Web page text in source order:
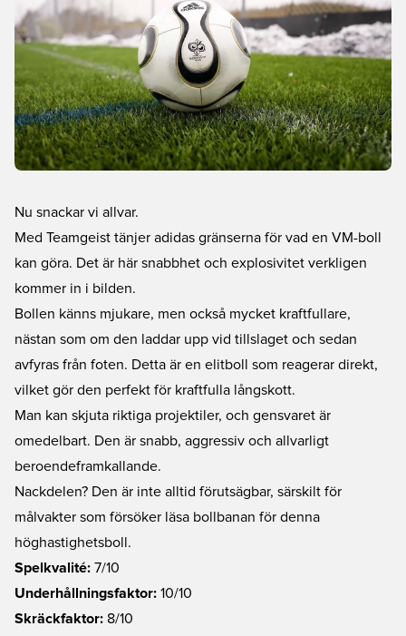
Nu snackar vi allvar.
Med Teamgeist tänjer adidas gränserna för vad en VM-boll
kan göra. Det är här snabbhet och explosivitet verkligen
kommer in i bilden.
Bollen känns mjukare, men också mycket kraftfullare,
nästan som om den laddar upp vid tillslaget och sedan
avfyras från foten. Detta är en elitboll som reagerar direkt,
vilket gör den perfekt för kraftfulla långskott.
Man kan skjuta riktiga projektiler, och gensvaret är
omedelbart. Den är snabb, aggressiv och allvarligt
beroendeframkallande.
Nackdelen? Den är inte alltid förutsägbar, särskilt för
målvakter som försöker läsa bollbanan för denna
höghastighetsboll.
Spelkvalité: 7/10
Underhållningsfaktor: 10/10
Skräckfaktor: 8/10